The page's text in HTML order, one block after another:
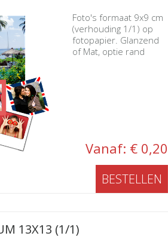
Foto's formaat 9x9 cm
(verhouding 1/1) op
fotopapier. Glanzend
of Mat, optie rand
Vanaf: € 0,20
BESTELLEN
13X13 (1/1)